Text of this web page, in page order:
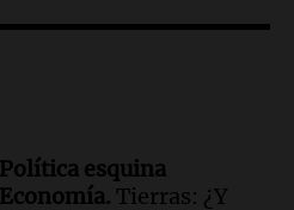
Política esquina
Economía. Tierras: ¿Y